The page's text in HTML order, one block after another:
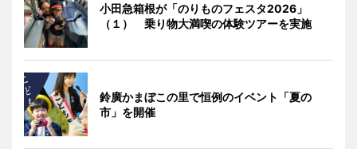
小田急箱根が「のりものフェスタ2026」
（１） 乗り物大満喫の体験ツアーを実施
鈴廣かまぼこの里で恒例のイベント「夏の
市」を開催